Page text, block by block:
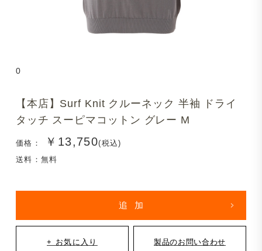
0
【本店】Surf Knit クルーネック 半袖 ドライ
タッチ スーピマコットン グレー M
価格： ￥13,750(税込)
送料：無料